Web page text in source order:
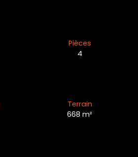
Pièces
4
Terrain
668m²